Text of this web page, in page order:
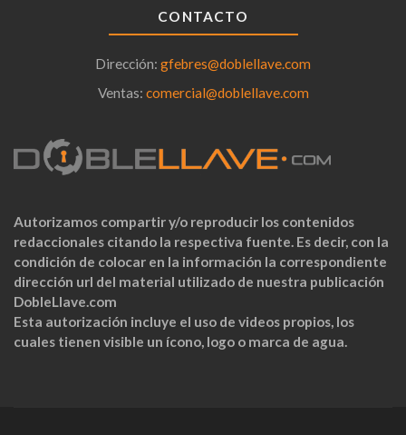
CONTACTO
Dirección: gfebres@doblellave.com
Ventas: comercial@doblellave.com
Autorizamos compartir y/o reproducir los contenidos
redaccionales citando la respectiva fuente. Es decir, con la
condición de colocar en la información la correspondiente
dirección url del material utilizado de nuestra publicación
DobleLlave.com
Esta autorización incluye el uso de videos propios, los
cuales tienen visible un ícono, logo o marca de agua.